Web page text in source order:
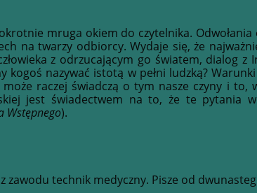
mruga okiem do czytelnika. Odwołania
na twarzy odbiorcy. Wydaje się, że
z odrzucającym go światem, dialog
kogoś nazywać istotą w pełni ludzką?
raczej świadczą o tym nasze czyny i to,
jest świadectwem na to, że te pytania
Wstępnego).
zawodu technik medyczny. Pisze od